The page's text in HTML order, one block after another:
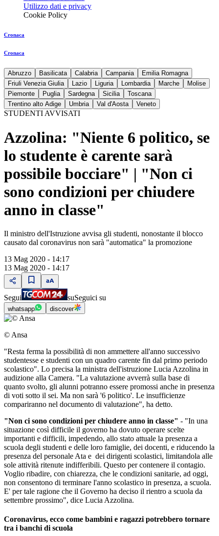
Utilizzo dati e privacy
Cookie Policy
Cronaca
Cronaca
Abruzzo Basilicata Calabria Campania
Emilia Romagna
Friuli Venezia Giulia
Lazio Liguria Lombardia Marche
Molise
Piemonte
Puglia Sardegna Sicilia
Toscana
Trentino alto Adige
Umbria Val d'Aosta Veneto
STUDENTI AVVISATI
Azzolina: "Niente 6 politico, se
lo studente è carente sarà
possibile bocciare" | "Non ci
sono condizioni per chiudere
anno in classe"
Il ministro dell'Istruzione avvisa gli studenti, nonostante il blocco
causato dal coronavirus non sarà "automatica" la promozione
13 Mag 2020 - 14:17
13 Mag 2020 - 14:17
Segui suSeguici su
whatsapp discover
© Ansa
"Resta ferma la possibilità di non ammettere all'anno successivo
studentesse e studenti con un quadro carente fin dal primo periodo
scolastico". Lo precisa la ministra dell'istruzione Lucia Azzolina in
audizione alla Camera. "La valutazione avverrà sulla base di
quanto svolto, gli alunni potranno essere promossi anche in presenza
di voti sotto il sei. Ma non sarà '6 politico'. Le insufficienze
compariranno nel documento di valutazione", ha detto.
"Non ci sono condizioni per chiudere anno in classe" - "In una
situazione così difficile il governo ha dovuto operare scelte
importanti e difficili, impedendo, allo stato attuale la presenza a
scuola degli studenti e delle loro famiglie, dei docenti, e riducendo la
presenza del personale Ata e dei dirigenti scolastici, limitandola alle
sole attività ritenute indifferibili. Questo per contenere il contagio.
Voglio ribadire, con chiarezza, che le condizioni sanitarie, ad oggi,
non consentono di terminare l'anno scolastico in presenza, a scuola.
E' per tale ragione che il Governo ha deciso il rientro a scuola da
settembre prossimo", dice Lucia Azzolina.
Coronavirus, ecco come bambini e ragazzi potrebbero tornare
tra i banchi di scuola